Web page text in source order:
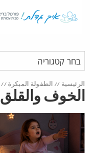
الرئيسية // الطفولة المبكرة //
الخوف والقلق